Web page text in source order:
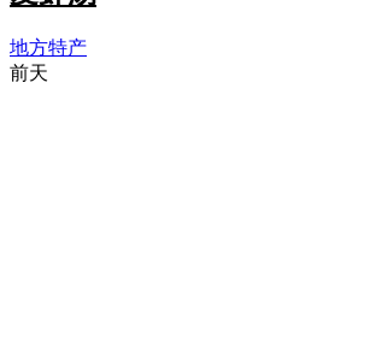
地方特产
前天